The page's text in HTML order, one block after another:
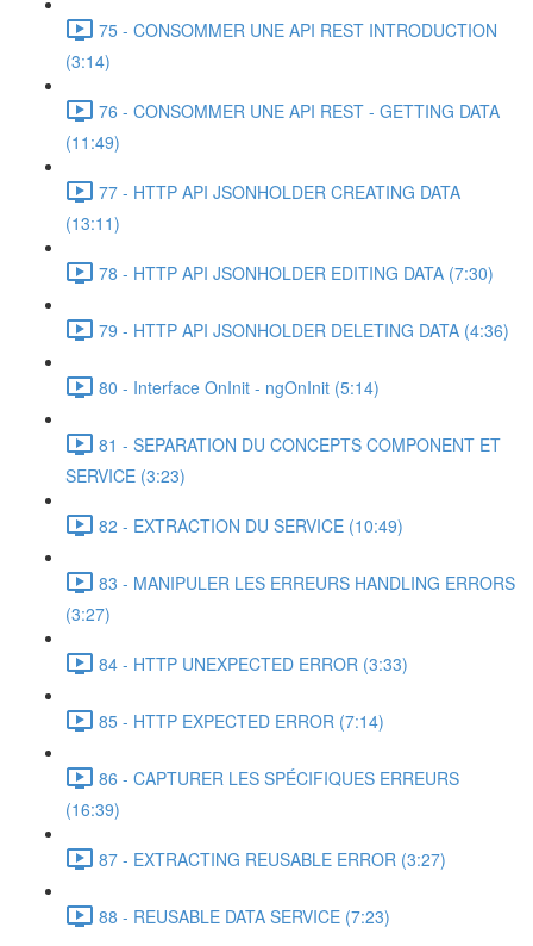
75 - CONSOMMER UNE API REST INTRODUCTION
(3:14)
76 - CONSOMMER UNE API REST - GETTING DATA
(11:49)
77 - HTTP API JSONHOLDER CREATING DATA
(13:11)
78 - HTTP API JSONHOLDER EDITING DATA (7:30)
79 - HTTP API JSONHOLDER DELETING DATA (4:36)
80 - Interface OnInit - ngOnInit (5:14)
81 - SEPARATION DU CONCEPTS COMPONENT ET
SERVICE (3:23)
82 - EXTRACTION DU SERVICE (10:49)
83 - MANIPULER LES ERREURS HANDLING ERRORS
(3:27)
84 - HTTP UNEXPECTED ERROR (3:33)
85 - HTTP EXPECTED ERROR (7:14)
86 - CAPTURER LES SPÉCIFIQUES ERREURS
(16:39)
87 - EXTRACTING REUSABLE ERROR (3:27)
88 - REUSABLE DATA SERVICE (7:23)